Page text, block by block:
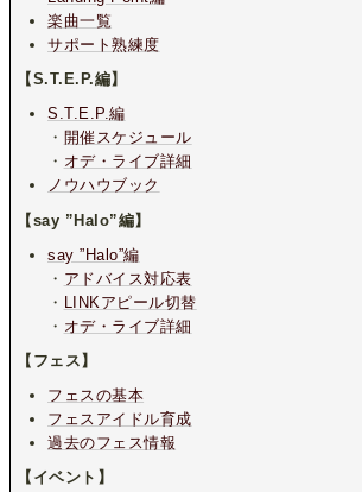
楽曲一覧
サポート熟練度
【S.T.E.P.編】
S.T.E.P.編
・ 開催スケジュール
・ オデ・ライブ詳細
ノウハウブック
【say ”Halo”編】
say ”Halo”編
・ アドバイス対応表
・ LINKアピール切替
・ オデ・ライブ詳細
【フェス】
フェスの基本
フェスアイドル育成
過去のフェス情報
【イベント】